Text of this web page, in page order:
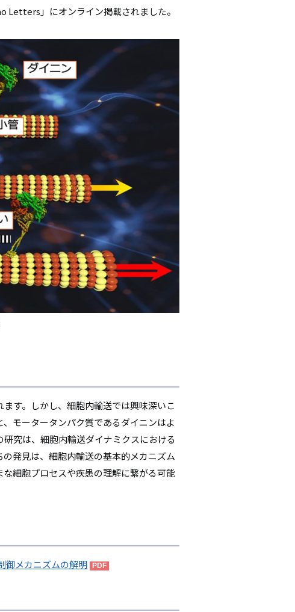
Letters」にオンライン掲載されました。
す。しかし、細胞内輸送では興味深いこ
モータータンパク質であるダイニンはよ
究は、細胞内輸送ダイナミクスにおける
発見は、細胞内輸送の基本的メカニズム
細胞プロセスや疾患の理解に繋がる可能
御メカニズムの解明